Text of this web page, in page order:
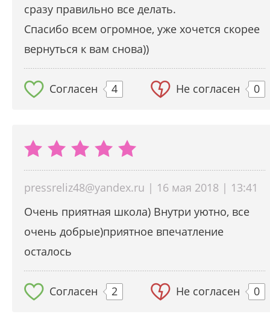
сразу правильно все делать.
Спасибо всем огромное, уже хочется скорее
вернуться к вам снова))
Согласен 4 Не согласен 0
pressreliz48@yandex.ru | 16 мая 2018 | 13:41
Очень приятная школа) Внутри уютно, все
очень добрые)приятное впечатление
осталось
Согласен 2 Не согласен 0